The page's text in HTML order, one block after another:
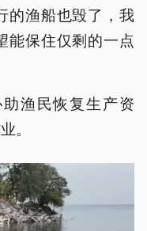
的渔船也毁了，我
能保住仅剩的一点
渔民恢复生产资
。